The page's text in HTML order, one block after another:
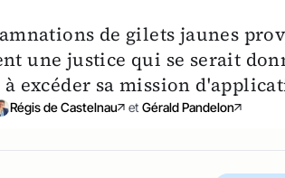
de gilets jaunes
une justice qui se serait
excéder sa mission
Régis de Castelnau et Gérald Pandelon